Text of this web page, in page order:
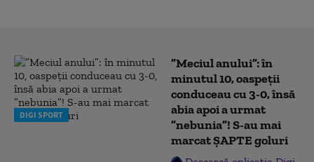
DIGI SPORT
”Meciul anului”: în
minutul 10, oaspeții
conduceau cu 3-0, însă
abia apoi a urmat
”nebunia”! S-au mai
marcat ȘAPTE goluri